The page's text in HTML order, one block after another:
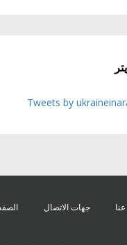
Tweets by
جهات الاتصال